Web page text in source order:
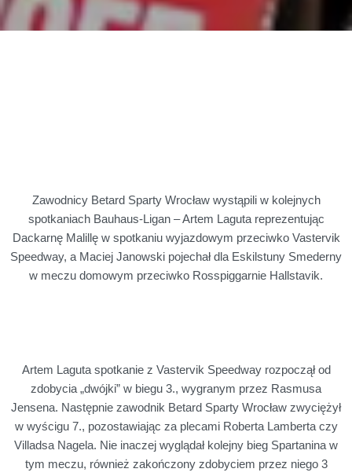
Zawodnicy Betard Sparty Wrocław wystąpili w kolejnych
spotkaniach Bauhaus-Ligan – Artem Laguta reprezentując
Dackarnę Malillę w spotkaniu wyjazdowym przeciwko Vastervik
Speedway, a Maciej Janowski pojechał dla Eskilstuny Smederny
w meczu domowym przeciwko Rosspiggarnie Hallstavik.
Artem Laguta spotkanie z Vastervik Speedway rozpoczął od
zdobycia „dwójki” w biegu 3., wygranym przez Rasmusa
Jensena. Następnie zawodnik Betard Sparty Wrocław zwyciężył
w wyścigu 7., pozostawiając za plecami Roberta Lamberta czy
Villadsa Nagela. Nie inaczej wyglądał kolejny bieg Spartanina w
tym meczu, również zakończony zdobyciem przez niego 3